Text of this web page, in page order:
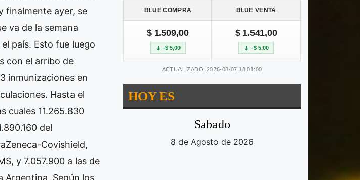
finalmente ayer, se
va de la semana
país. Esto fue luego
con el arribo de
inmunizaciones en
Hasta el
cuales 11.265.830
del
Covishield,
y 7.057.900 a las de
Argentina. Según los
BLUE COMPRA BLUE VENTA
$ 1.509,00
-$ 5,00
$ 1.541,00
-$ 5,00
ACTUALIZADO: 2026-08-07 18:01:00
HOY ES
Sabado
8 de Agosto de 2026